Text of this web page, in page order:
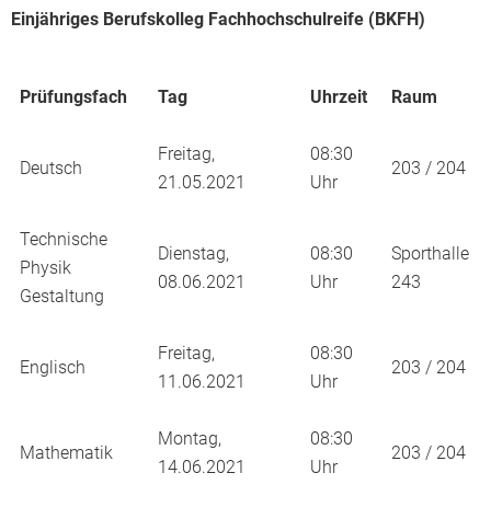
Einjähriges Berufskolleg Fachhochschulreife (BKFH)
Prüfungsfach Tag Uhrzeit Raum
Deutsch
Freitag,
21.05.2021
08:30
Uhr
203 / 204
Technische
Physik
Gestaltung
Dienstag,
08.06.2021
08:30
Uhr
Sporthalle
243
Englisch
Freitag,
11.06.2021
08:30
Uhr
203 / 204
Mathematik
Montag,
14.06.2021
08:30
Uhr
203 / 204